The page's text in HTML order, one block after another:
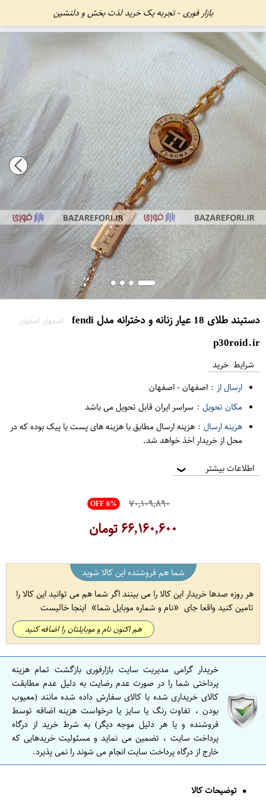
بازار فوری - تجربه یک خرید لذت بخش و دلنشین
دستبند طلای 18 عیار زنانه و دخترانه مدل fendi اصفهان اصفهان
p30roid.ir
شرایط خرید
ارسال از : اصفهان-اصفهان
مکان تحویل : سراسر ایران قابل تحویل می باشد
هزینه ارسال : هزینه ارسال مطابق با هزینه های پست یا پیک بوده که در
محل از خریدار اخذ خواهد شد.
اطلاعات بیشتر ❯
OFF 6% ۷۰,۱۰۹,۸۹۰
۶۶,۱۶۰,۶۰۰تومان
شما هم فروشنده این کالا شوید
هر روزه صدها خریدار این کالا را می بینند اگر شما هم می توانید این کالا را
تامین کنید واقعا جای
نام و شماره موبایل شما اینجا خالیست
هم اکنون نام و موبایلتان را اضافه کنید
خریدار گرامی مدیریت سایت بازارفوری بازگشت تمام هزینه
پرداختی شما را در صورت عدم رضایت به دلیل عدم مطابقت
کالای خریداری شده با کالای سفارش داده شده مانند (معیوب
بودن ، تفاوت رنگ یا سایز یا درخواست هزینه اضافه توسط
فروشنده و یا هر دلیل موجه دیگر) به شرط خرید از درگاه
پرداخت سایت ، تضمین می نماید و مسئولیت خریدهایی که
خارج از درگاه پرداخت سایت انجام می شوند را نمی پذیرد.
توضیحات کالا